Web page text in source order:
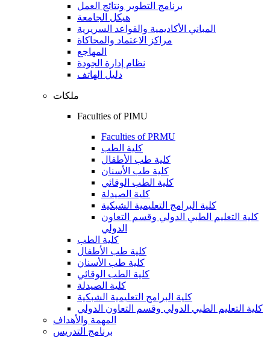
برنامج التطوير ونتائج العمل
هيكل الجامعة
المباني الأكاديمية والقواعد السريرية
مراكز الاعتماد والمحاكاة
المهاجع
نظام إدارة الجودة
دليل الهاتف
ملكات
Faculties of PIMU
Faculties of PRMU
كلية الطب
كلية طب الأطفال
كلية طب الأسنان
كلية الطب الوقائي
كلية الصيدلة
كلية البرامج التعليمية الشبكية
كلية التعليم الطبي الدولي وقسم التعاون
الدولي
كلية الطب
كلية طب الأطفال
كلية طب الأسنان
كلية الطب الوقائي
كلية الصيدلة
كلية البرامج التعليمية الشبكية
كلية التعليم الطبي الدولي وقسم التعاون الدولي
المهمة والأهداف
برنامج التدريس